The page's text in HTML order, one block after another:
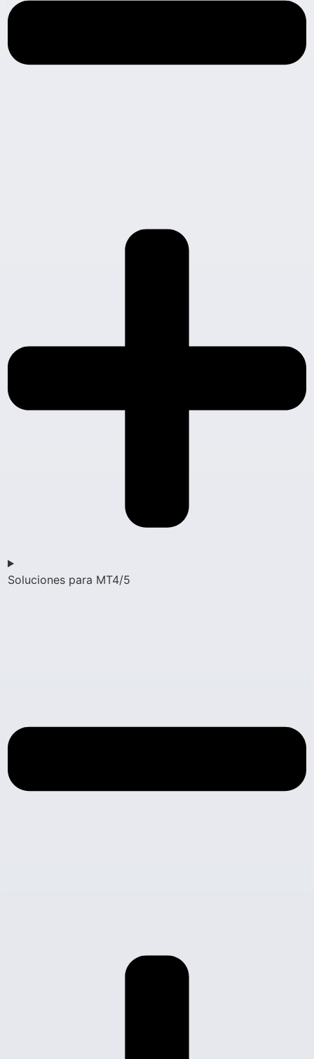
Soluciones para MT4/5